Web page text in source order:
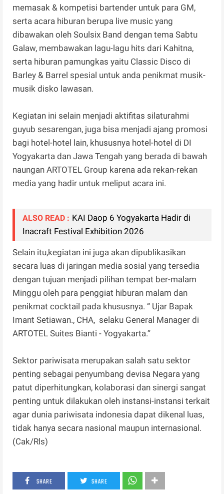
memasak & kompetisi bartender untuk para GM,
serta acara hiburan berupa live music yang
dibawakan oleh Soulsix Band dengan tema Sabtu
Galaw, membawakan lagu-lagu hits dari Kahitna,
serta hiburan pamungkas yaitu Classic Disco di
Barley & Barrel spesial untuk anda penikmat musik-
musik disko lawasan.
Kegiatan ini selain menjadi aktifitas silaturahmi
guyub sesarengan, juga bisa menjadi ajang promosi
bagi hotel-hotel lain, khususnya hotel-hotel di DI
Yogyakarta dan Jawa Tengah yang berada di bawah
naungan ARTOTEL Group karena ada rekan-rekan
media yang hadir untuk meliput acara ini.
ALSO READ : KAI Daop 6 Yogyakarta Hadir di
Inacraft Festival Exhibition 2026
Selain itu,kegiatan ini juga akan dipublikasikan
secara luas di jaringan media sosial yang tersedia
dengan tujuan menjadi pilihan tempat ber-malam
Minggu oleh para penggiat hiburan malam dan
penikmat cocktail pada khususnya. “ Ujar Bapak
Imant Setiawan., CHA, selaku General Manager di
ARTOTEL Suites Bianti - Yogyakarta.”
Sektor pariwisata merupakan salah satu sektor
penting sebagai penyumbang devisa Negara yang
patut diperhitungkan, kolaborasi dan sinergi sangat
penting untuk dilakukan oleh instansi-instansi terkait
agar dunia pariwisata indonesia dapat dikenal luas,
tidak hanya secara nasional maupun internasional.
(Cak/Rls)
SHARE SHARE